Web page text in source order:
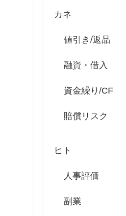
カネ
値引き/返品
融資・借入
資金繰り/CF
賠償リスク
ヒト
人事評価
副業